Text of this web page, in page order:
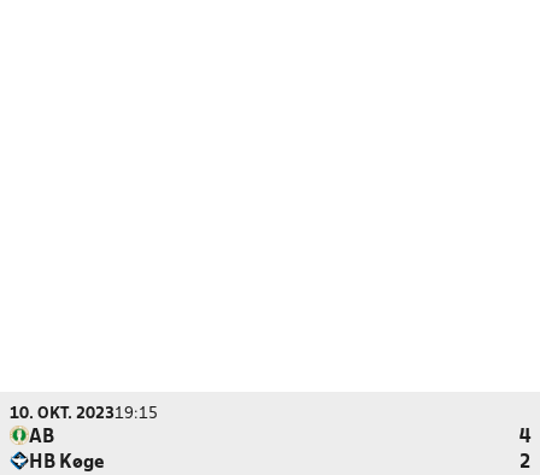
10. OKT. 202319:15
AB
4
HB Køge
2